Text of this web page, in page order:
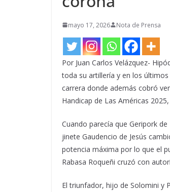
mayo 17, 2026 Nota de Prensa
Por Juan Carlos Velázquez-
toda su artillería y en los
carrera donde además cobró
Handicap de Las Américas
Cuando parecía que Geripork
jinete Gaudencio de Jesús
potencia máxima por lo que el
Rabasa Roqueñi cruzó con
El triunfador, hijo de Solomini y